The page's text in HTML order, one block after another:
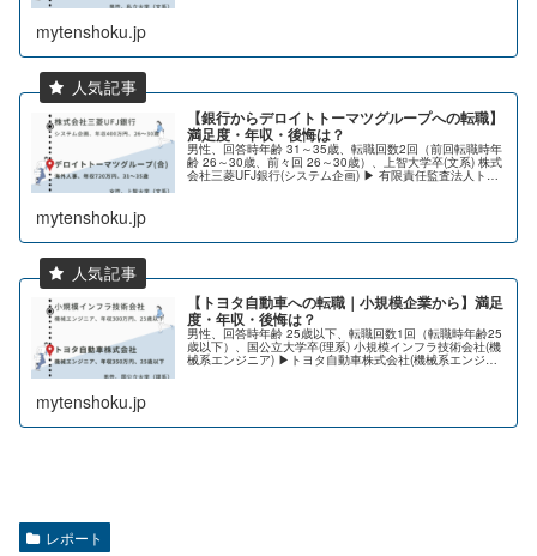
mytenshoku.jp
【銀行からデロイトトーマツグループへの転職】
満足度・年収・後悔は？
男性、回答時年齢 31～35歳、転職回数2回（前回転職時年
齢 26～30歳、前々回 26～30歳）、上智大学卒(文系) 株式
会社三菱UFJ銀行(システム企画) ▶ 有限責任監査法人トー
マツ(コンサルタント) ▶ デロイトトーマツグループ合同...
mytenshoku.jp
【トヨタ自動車への転職｜小規模企業から】満足
度・年収・後悔は？
男性、回答時年齢 25歳以下、転職回数1回（転職時年齢25
歳以下）、国公立大学卒(理系) 小規模インフラ技術会社(機
械系エンジニア) ▶トヨタ自動車株式会社(機械系エンジニ
mytenshoku.jp
レポート